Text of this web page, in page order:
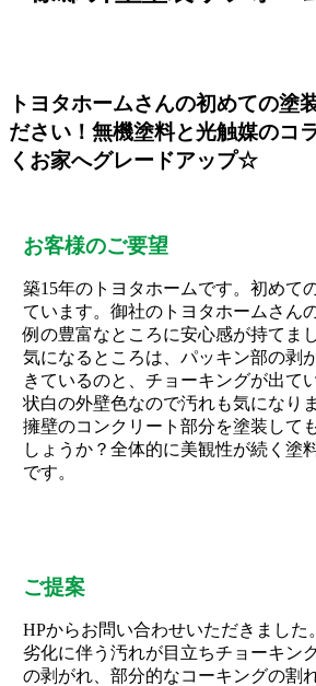
トヨタホームさんの初めての塗
ださい！無機塗料と光触媒のコ
くお家へグレードアップ☆
お客様のご要望
築15年のトヨタホームです。初めて
ています。御社のトヨタホームさん
例の豊富なところに安心感が持てまし
気になるところは、パッキン部の剥
きているのと、チョーキングが出て
状白の外壁色なので汚れも気になりま
擁壁のコンクリート部分を塗装して
しょうか？全体的に美観性が続く塗
です。
ご提案
HPからお問い合わせいただきまし
劣化に伴う汚れが目立ちチョーキン
の剥がれ、部分的なコーキングの割